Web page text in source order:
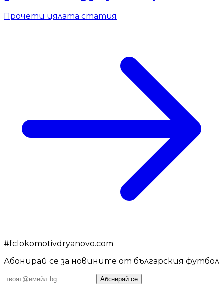
Прочети цялата статия
#fclokomotivdryanovo.com
Абонирай се за новините от българския футбол
Абонирай се